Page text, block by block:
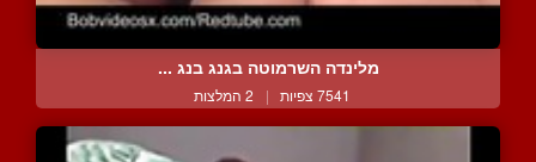
מלינדה השרמוטה בגנג בנג ...
7541 צפיות | 2 המלצות